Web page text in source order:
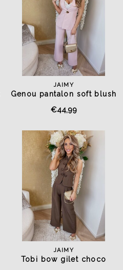
JAIMY
Genou pantalon soft blush
€44,99
JAIMY
Tobi bow gilet choco